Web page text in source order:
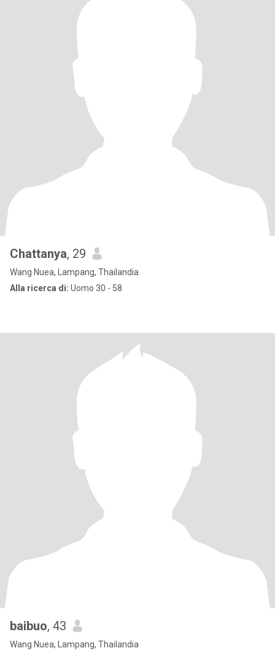
Chattanya, 29
Wang Nuea, Lampang, Thailandia
Alla ricerca di: Uomo 30 - 58
baibuo, 43
Wang Nuea, Lampang, Thailandia